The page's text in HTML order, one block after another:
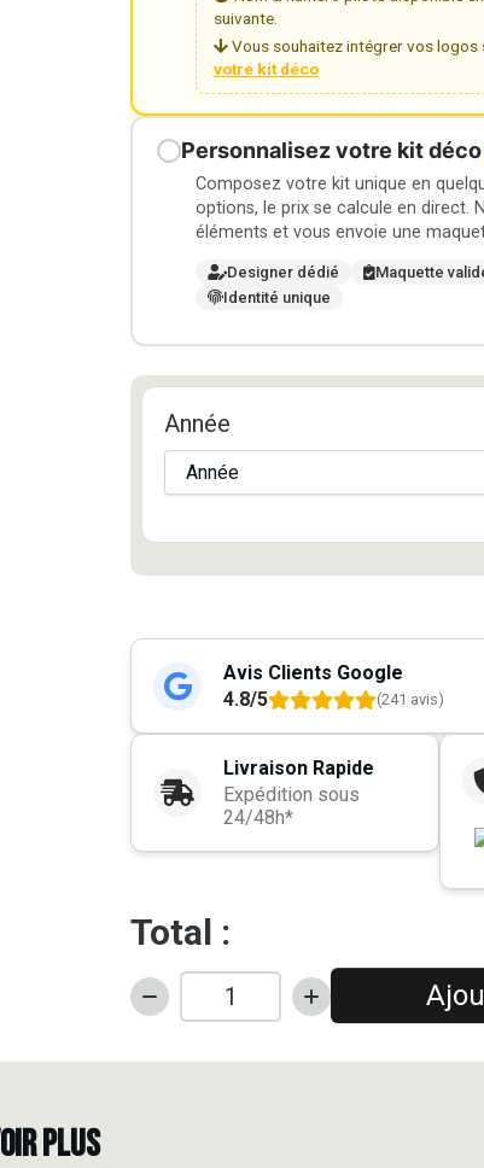
suivante.
Vous souhaitez intégrer vos logos
votre kit déco
Personnalisez votre kit déco
Composez votre kit unique en
options, le prix se calcule en direct.
éléments et vous envoie une
Designer dédié Maquette
Identité unique
Année
Avis Clients Google
4.8/5
(241 avis)
Livraison Rapide
Expédition sous
24/48h*
Total :
quantité
Kit
PLUS